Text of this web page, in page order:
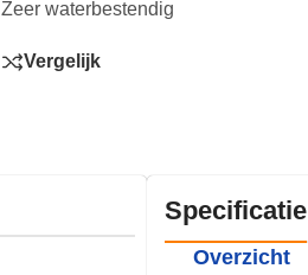
Zeer waterbestendig
Vergelijk
Specificatie
Overzicht